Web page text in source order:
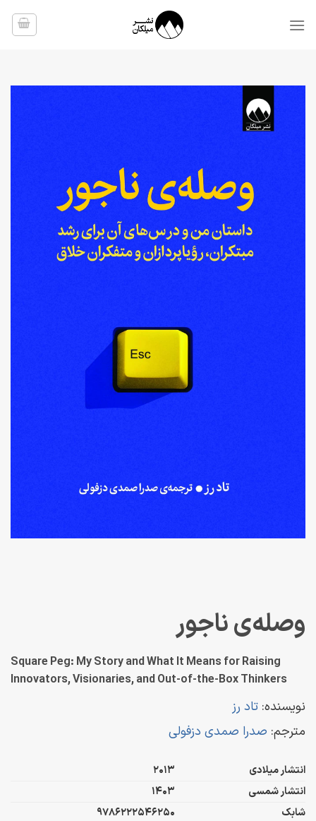
وصله‌ی ناجور
Square Peg: My Story and What It Means for Raising
Innovators, Visionaries, and Out-of-the-Box Thinkers
نویسنده: تاد رز
مترجم: صدرا صمدی دزفولی
انتشار میلادی
2013
انتشار شمسی
1403
شابک
9786222546250